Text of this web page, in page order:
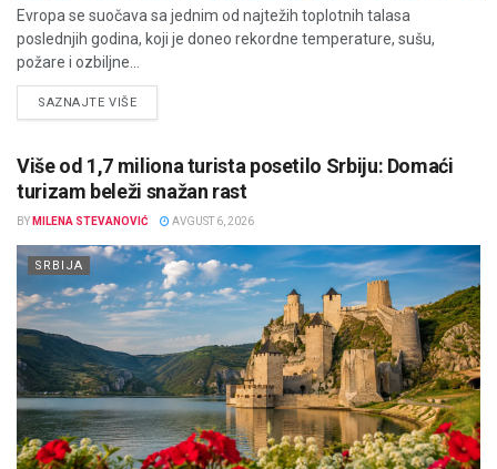
Evropa se suočava sa jednim od najtežih toplotnih talasa
poslednjih godina, koji je doneo rekordne temperature, sušu,
požare i ozbiljne...
SAZNAJTE VIŠEDETAILS
Više od 1,7 miliona turista posetilo Srbiju: Domaći
turizam beleži snažan rast
BY MILENA STEVANOVIĆ AVGUST 6, 2026
SRBIJA